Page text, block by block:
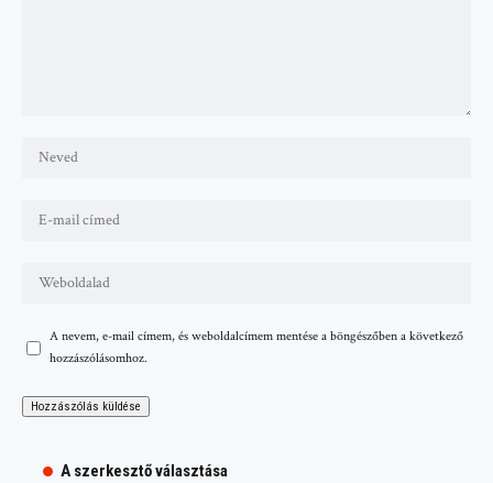
A nevem, e-mail címem, és weboldalcímem mentése a böngészőben a következő
hozzászólásomhoz.
A szerkesztő választása